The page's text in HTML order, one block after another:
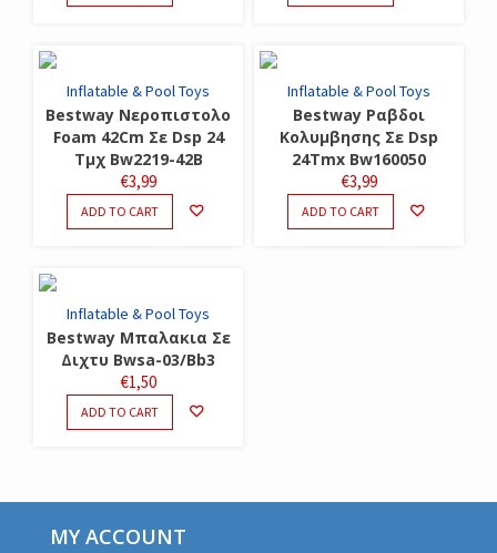
Inflatable & Pool Toys
Bestway Νεροπιστολο
Foam 42Cm Σε Dsp 24
Τμχ Bw2219-42B
€3,99
ADD TO CART
Inflatable & Pool Toys
Bestway Ραβδοι
Κολυμβησης Σε Dsp
24Tmx Bw160050
€3,99
ADD TO CART
Inflatable & Pool Toys
Bestway Μπαλακια Σε
Διχτυ Bwsa-03/Bb3
€1,50
ADD TO CART
MY ACCOUNT